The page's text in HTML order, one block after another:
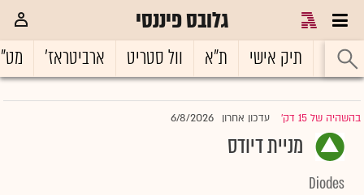
גלובס פיננסי
ראשי תיק אישי ת"א וול סטריט ארביטראז'
בהשהיה של 15 דק' |עדכון אחרון 6/8/2026
מניית דיודס
Diodes